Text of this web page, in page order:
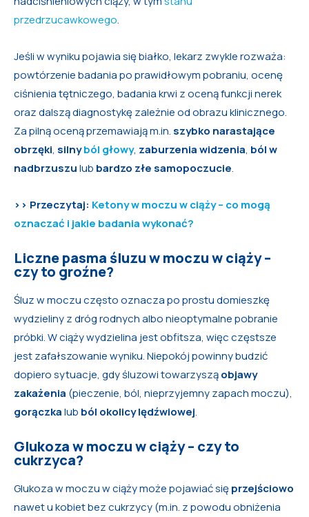
przedrzucawkowego.
Jeśli w wyniku pojawia się białko, lekarz zwykle rozważa:
powtórzenie badania po prawidłowym pobraniu, ocenę
ciśnienia tętniczego, badania krwi z oceną funkcji nerek
oraz dalszą diagnostykę zależnie od obrazu klinicznego.
Za pilną oceną przemawiają m.in. szybko narastające
obrzęki, silnyból głowy, zaburzenia widzenia, ból w
nadbrzuszulub bardzo złe samopoczucie.
>> Przeczytaj: Ketony w moczu w ciąży – co mogą
oznaczać i jakie badania wykonać?
Liczne pasma śluzu w moczu w ciąży –
czy to groźne?
Śluz w moczu często oznacza po prostu domieszkę
wydzieliny z dróg rodnych albo nieoptymalne pobranie
próbki. W ciąży wydzielina jest obfitsza, więc częstsze
jest zafałszowanie wyniku. Niepokój powinny budzić
dopiero sytuacje, gdy śluzowi towarzysząobjawy
zakażenia (pieczenie, ból, nieprzyjemny zapach moczu),
gorączkalub ból okolicy lędźwiowej.
Glukoza w moczu w ciąży – czy to
cukrzyca?
Glukoza w moczu w ciąży może pojawiać sięprzejściowo
nawet u kobiet bez cukrzycy (m.in. z powodu obniżenia